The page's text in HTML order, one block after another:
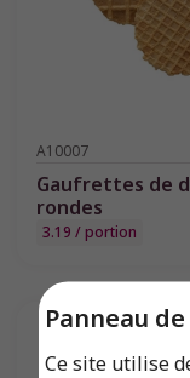
Panneau
Ce site utilise
A10007
Gaufrettes de
rondes
3.19 / portion